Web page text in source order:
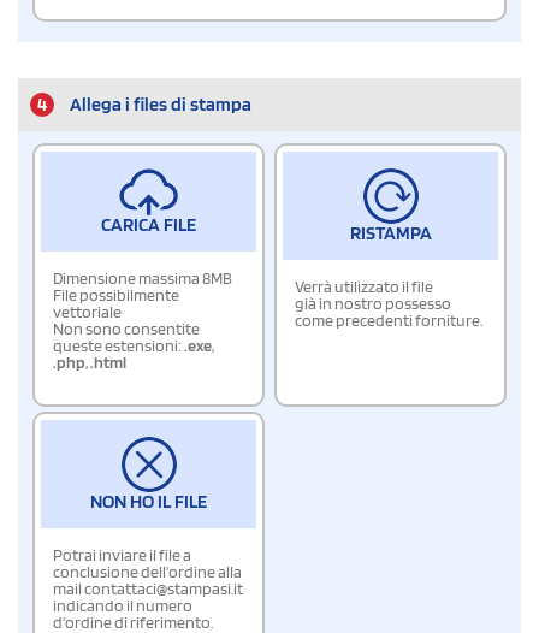
4 Allega i files di stampa
CARICA FILE
Dimensione massima 8MB
File possibilmente
vettoriale
Non sono consentite
queste estensioni:.exe,
.php,.html
RISTAMPA
Verrà utilizzato il file
già in nostro possesso
come precedenti forniture.
NON HO IL FILE
Potrai inviare il file a
conclusione dell'ordine alla
mail contattaci@stampasi.it
indicando il numero
d'ordine di riferimento.